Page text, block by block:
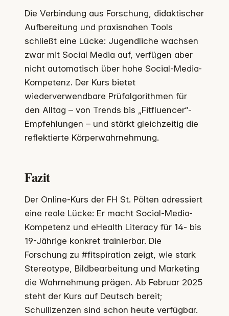
Die Verbindung aus Forschung, didaktischer
Aufbereitung und praxisnahen Tools
schließt eine Lücke: Jugendliche wachsen
zwar mit Social Media auf, verfügen aber
nicht automatisch über hohe Social-Media-
Kompetenz. Der Kurs bietet
wiederverwendbare Prüfalgorithmen für
den Alltag – von Trends bis „Fitfluencer“-
Empfehlungen – und stärkt gleichzeitig die
reflektierte Körperwahrnehmung.
Fazit
Der Online-Kurs der FH St. Pölten adressiert
eine reale Lücke: Er macht Social-Media-
Kompetenz und eHealth Literacy für 14- bis
19-Jährige konkret trainierbar. Die
Forschung zu #fitspiration zeigt, wie stark
Stereotype, Bildbearbeitung und Marketing
die Wahrnehmung prägen. Ab Februar 2025
steht der Kurs auf Deutsch bereit;
Schullizenzen sind schon heute verfügbar.